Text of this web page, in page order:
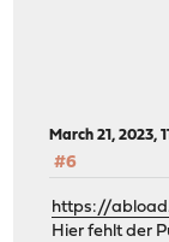
March 21, 2023,
#6
https://
Hier fehlt der